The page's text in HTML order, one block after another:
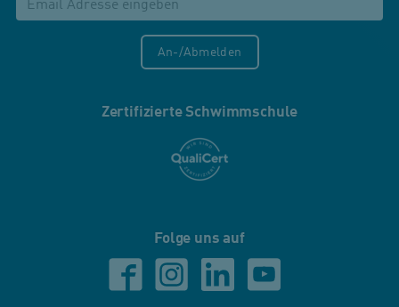
An-/Abmelden
Zertifizierte Schwimmschule
Folge uns auf